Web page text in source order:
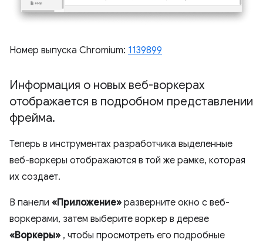
Номер выпуска Chromium: 1139899
Информация о новых веб-воркерах
отображается в подробном представлении
фрейма.
Теперь в инструментах разработчика выделенные
веб-воркеры отображаются в той же рамке, которая
их создает.
В панели «Приложение» разверните окно с веб-
воркерами, затем выберите воркер в дереве
«Воркеры» , чтобы просмотреть его подробные